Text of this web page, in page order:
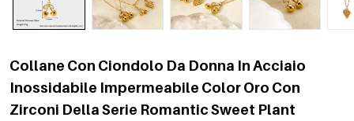
Collane Con Ciondolo Da Donna In Acciaio
Inossidabile Impermeabile Color Oro Con
Zirconi Della Serie Romantic Sweet Plant